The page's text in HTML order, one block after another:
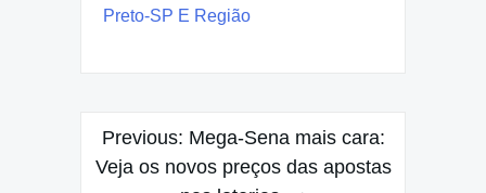
Preto-SP E Região
Post
navigation
Previous: Mega-Sena mais cara:
Veja os novos preços das apostas